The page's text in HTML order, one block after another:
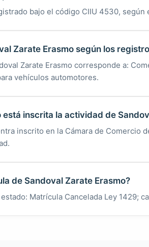
bajo el código CIIU 4530,
Zarate Erasmo según los
Zarate Erasmo corresponde a:
vehículos automotores.
está inscrita la actividad de
inscrito en la Cámara de Comercio
de Sandoval Zarate Erasmo?
Matrícula Cancelada Ley 1429;